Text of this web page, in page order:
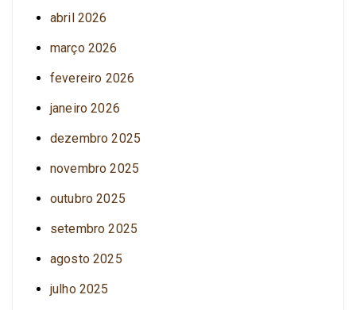
abril 2026
março 2026
fevereiro 2026
janeiro 2026
dezembro 2025
novembro 2025
outubro 2025
setembro 2025
agosto 2025
julho 2025